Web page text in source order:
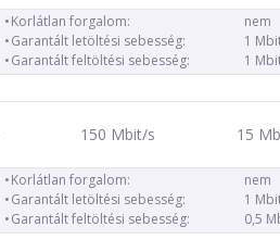
Korlátlan forgalom:
nem
Garantált letöltési sebesség:
1
Garantált feltöltési sebesség:
1
150 Mbit/s 15
Korlátlan forgalom:
nem
Garantált letöltési sebesség:
1
Garantált feltöltési sebesség:
0,5